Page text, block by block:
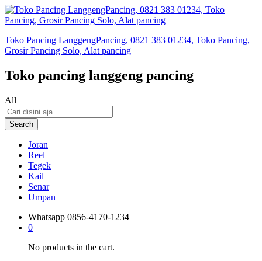
Toko Pancing LanggengPancing, 0821 383 01234, Toko Pancing,
Grosir Pancing Solo, Alat pancing
Toko pancing langgeng pancing
All
Search
Joran
Reel
Tegek
Kail
Senar
Umpan
Whatsapp 0856-4170-1234
0
No products in the cart.